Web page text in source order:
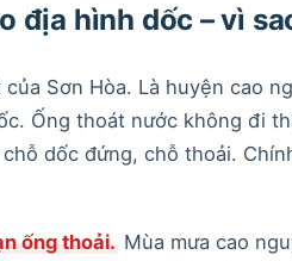
địa hình dốc – vì
Sơn Hòa. Là huyện cao
Ống thoát nước không đi
dốc đứng, chỗ thoải.
ống thoải. Mùa mưa cao